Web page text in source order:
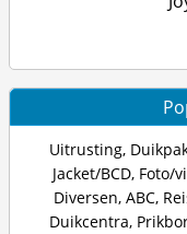
Uitrusting,
Jacket/BCD, Foto/
Diversen, ABC,
Duikcentra,